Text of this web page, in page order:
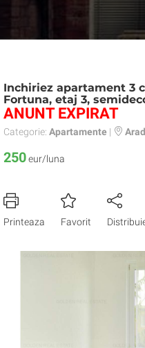
Inchiriez apartament 3
Fortuna, etaj 3,
ANUNT EXPIRAT
Categorie: Apartamente | Arad
250eur/luna
Printeaza Favorit